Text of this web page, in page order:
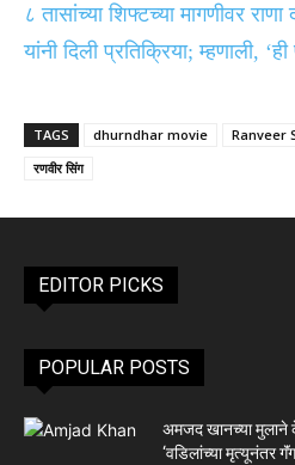
८ तासांच्या शिफ्टच्या मागणीवर
यांनी दिली प्रतिक्रिया; म्हणाली,
TAGS dhurndhar movie Ranveer
रणवीर सिंग
EDITOR PICKS
POPULAR POSTS
अमजद खानच्या
‘वडिलांच्या मृत्यूनंतर